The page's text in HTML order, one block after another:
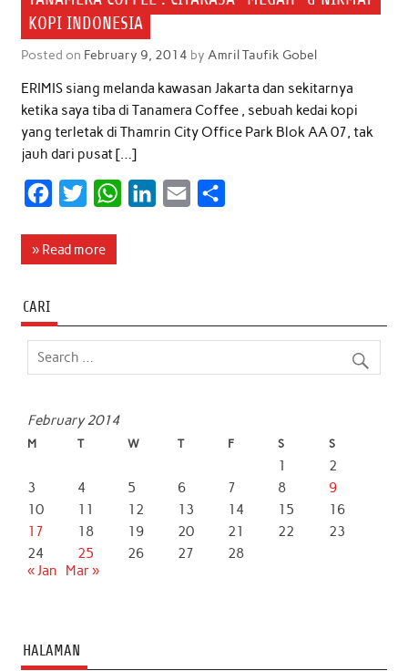
KOPI INDONESIA
Posted on February 9, 2014 by Amril Taufik Gobel
ERIMIS siang melanda kawasan Jakarta dan sekitarnya
ketika saya tiba di Tanamera Coffee , sebuah kedai kopi
yang terletak di Thamrin City Office Park Blok AA 07, tak
jauh dari pusat […]
c
o
o
i
e
W
A
d
» Read more
CARI
February 2014
M T W T F S S
1
2
3
4 5 6 7 8
9
10
11 12 13 14 15
16
17
18 19 20 21 22
23
24
25 26 27
28
« Jan
Mar »
HALAMAN